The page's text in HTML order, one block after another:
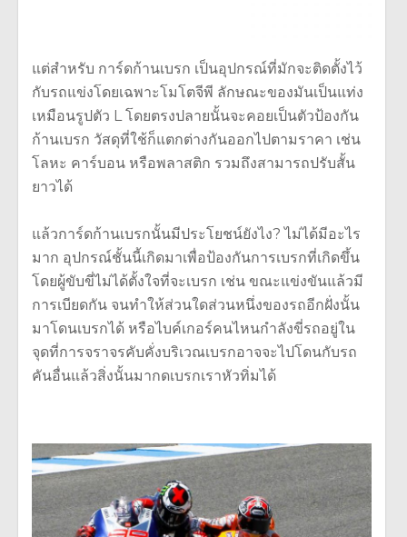
แต่สำหรับ การ์ดก้านเบรก เป็นอุปกรณ์ที่มักจะติดตั้งไว้
กับรถแข่งโดยเฉพาะโมโตจีพี ลักษณะของมันเป็นแท่ง
เหมือนรูปตัว L โดยตรงปลายนั้นจะคอยเป็นตัวป้องกัน
ก้านเบรก วัสดุที่ใช้ก็แตกต่างกันออกไปตามราคา เช่น
โลหะ คาร์บอน หรือพลาสติก รวมถึงสามารถปรับสั้น
ยาวได้
แล้วการ์ดก้านเบรกนั้นมีประโยชน์ยังไง? ไม่ได้มีอะไร
มาก อุปกรณ์ชั้นนี้เกิดมาเพื่อป้องกันการเบรกที่เกิดขึ้น
โดยผู้ขับขี่ไม่ได้ตั้งใจที่จะเบรก เช่น ขณะแข่งขันแล้วมี
การเบียดกัน จนทำให้ส่วนใดส่วนหนึ่งของรถอีกฝั่งนั้น
มาโดนเบรกได้ หรือไบค์เกอร์คนไหนกำลังขี่รถอยู่ใน
จุดที่การจราจรคับคั่งบริเวณเบรกอาจจะไปโดนกับรถ
คันอื่นแล้วสิ่งนั้นมากดเบรกเราหัวทิ่มได้